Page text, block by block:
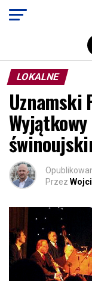
LOKALNE
Uznamski
Przez